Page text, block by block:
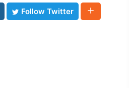
Follow Twitter